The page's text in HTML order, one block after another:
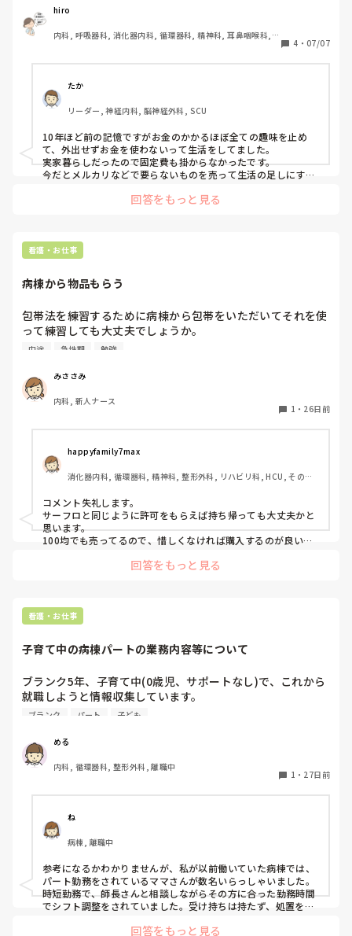
チームの患者さんのことは知るはずもなく、相手ももちろん
知らないので、相手チームに聞けるはずもないので、本当に
自分でも何が言いたいのかわからないくらいには不安です。
でも、気持ちの持ちようなどあれば教えてください。
みたいにならないか心配でして…
hiro
内科, 呼吸器科, 消化器内科, 循環器科, 精神科, 耳鼻咽喉科,
4 ・ 07/07
たか
リーダー, 神経内科, 脳神経外科, SCU
10年ほど前の記憶ですがお金のかかるほぼ全ての趣味を止め
て、外出せずお金を使わないって生活をしてました。
実家暮らしだったので固定費も掛からなかったです。
今だとメルカリなどで要らないものを売って生活の足しにする
回答をもっと見る
看護・お仕事
病棟から物品もらう
包帯法を練習するために病棟から包帯をいただいてそれを使
って練習しても大丈夫でしょうか。
サーフロは持って行って練習していいよとは言われたことあ
中途 急性期 勉強
みささみ
内科, 新人ナース
1 ・ 26日前
happyfamily7max
消化器内科, 循環器科, 精神科, 整形外科, リハビリ科, HCU, その他
コメント失礼します。
サーフロと同じように許可をもらえば持ち帰っても大丈夫かと
思います。
100均でも売ってるので、惜しくなければ購入するのが良いか
サーフロなど医療物品は市販されておらず購入は厳しいです
回答をもっと見る
看護・お仕事
子育て中の病棟パートの業務内容等について
ブランク5年、子育て中(0歳児、サポートなし)で、これから
就職しようと情報収集しています。
臨床経験3年と浅いため、経験値UPと感覚を取り戻すため病
パートの配置や業務内容や時間帯や融通の良さなど教えて頂
きたいです。
インの病院2箇所(日勤のみ院内保育ありの病院と近隣だけど
院内保育なしの病院)、以前入職歴のある急性期の総合病院
(日勤のみ院内保育あり)です。総合病院は循環器病棟しか経
験がありません。
どちらもパート勤務からいずれ日勤のみの常勤に変更しその
まま長く働きたいと思っています。今のところ外来勤務は考
えていません。
ブランク パート 子ども
める
内科, 循環器科, 整形外科, 離職中
1 ・ 27日前
ね
病棟, 離職中
参考になるかわかりませんが、私が以前働いていた病棟では、
パート勤務をされているママさんが数名いらっしゃいました。
時短勤務で、師長さんと相談しながらその方に合った勤務時間
でシフト調整をされていました。受け持ちは持たず、処置をメ
ても助かっていました。 回答をもっと見る